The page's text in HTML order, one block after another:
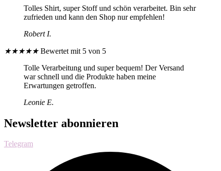
Tolles Shirt, super Stoff und schön verarbeitet. Bin sehr
zufrieden und kann den Shop nur empfehlen!
Robert I.
★★★★★ Bewertet mit 5 von 5
Tolle Verarbeitung und super bequem! Der Versand
war schnell und die Produkte haben meine
Erwartungen getroffen.
Leonie E.
Newsletter abonnieren
Telegram